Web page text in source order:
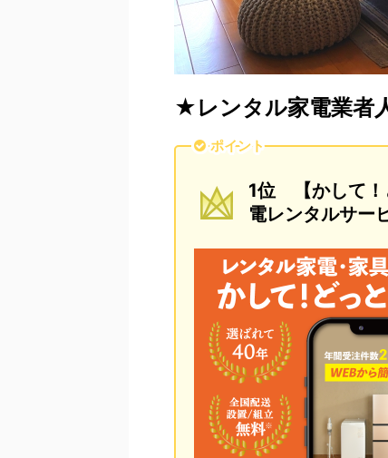
★レンタル家電業者
ポイント
1位 【かして！
電レンタルサー